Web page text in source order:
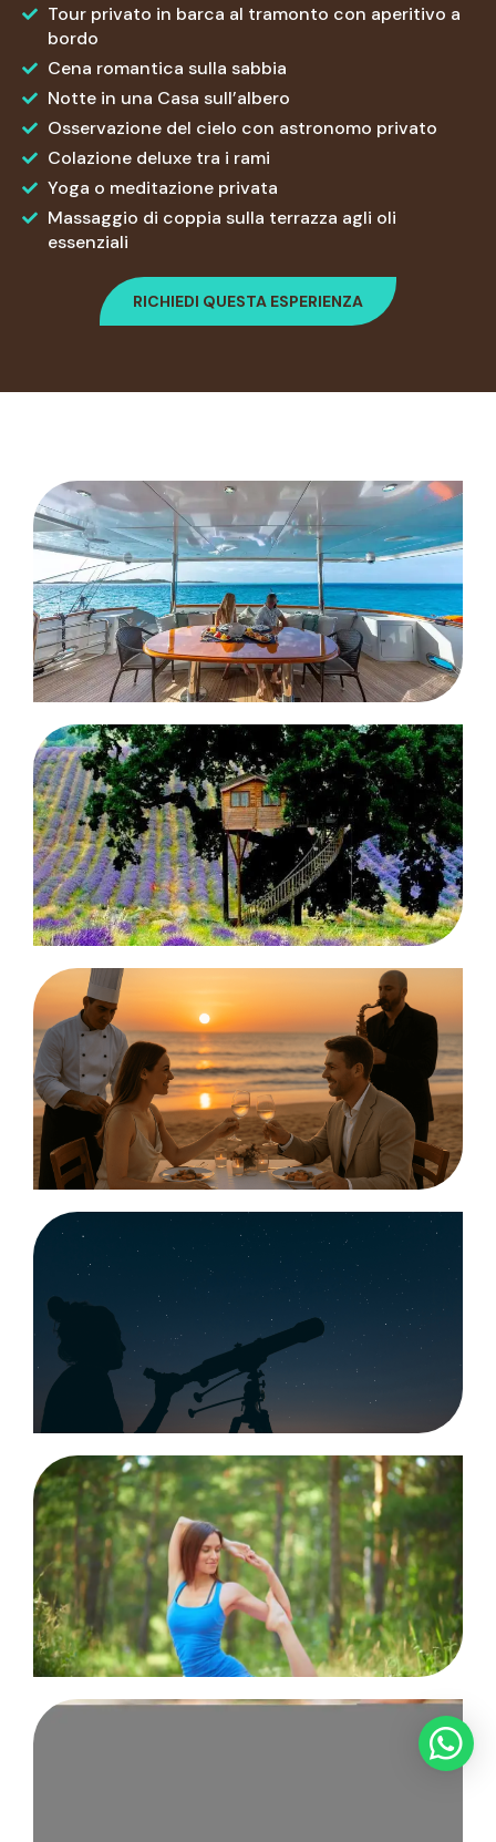
Tour privato in barca al tramonto con aperitivo a
bordo
Cena romantica sulla sabbia
Notte in una Casa sull’albero
Osservazione del cielo con astronomo privato
Colazione deluxe tra i rami
Yoga o meditazione privata
Massaggio di coppia sulla terrazza agli oli
essenziali
RICHIEDI QUESTA ESPERIENZA